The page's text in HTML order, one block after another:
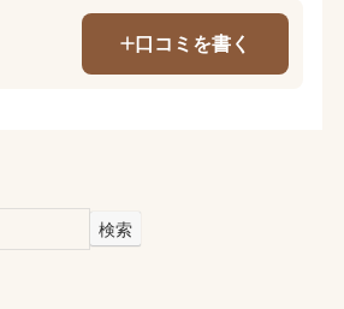
口コミを書く
検索